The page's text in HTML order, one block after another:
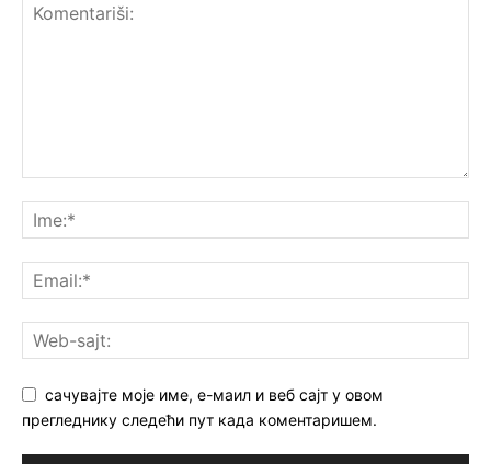
сачувајте моје име, е-маил и веб сајт у овом
прегледнику следећи пут када коментаришем.